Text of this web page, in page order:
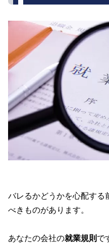
バレるかどうかを心配する
べきものがあります。
あなたの会社の就業規則 で